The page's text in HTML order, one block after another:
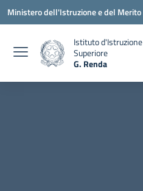
Vai ai contenuti
Vai al menu di navigazione
Vai al footer
Ministero dell'Istruzione e del Merito
Istituto d'Istruzione
Superiore
G. Renda